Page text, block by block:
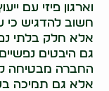
וארגון פיזי עם
חשוב להדגיש כי
אלא חלק בלתי
גם היבטים
החברה מבטיחה
אלא גם תמיכה